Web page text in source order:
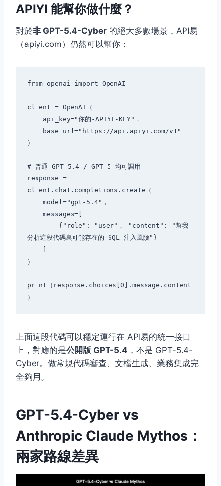
APIYI 能幫你做什麼？
對於非 GPT-5.4-Cyber 的絕大多數場景，API易
（apiyi.com）仍然可以幫你：
from openai import OpenAI
client = OpenAI（
）
# 普通 GPT-5.4 / GPT-5 均可調用
response =
client.chat.completions.create（
分析這段代碼裏可能存在的 SQL 注入風險"}
）
print（response.choices[0].message.content
上面這段代碼可以穩定運行在 API易的統一接口
上，對應的是公開版 GPT-5.4 ，不是 GPT-5.4-
Cyber。做常規代碼審查、文檔生成、業務集成完
全夠用。
GPT-5.4-Cyber vs
Anthropic Claude Mythos：
兩家路線差異